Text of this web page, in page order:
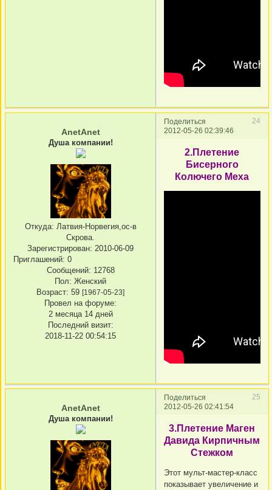
Поделиться
24
2012-05-26 02:39:46
AnetAnet
Душа компании!
Откуда: Латвия-Норвегия,ос-в
Скрова.
Зарегистрирован: 2010-06-09
Приглашений: 0
Сообщений: 12768
Пол: Женский
Возраст: 59 [1967-05-23]
Провел на форуме:
2 месяца 14 дней
Последний визит:
2018-11-22 00:54:15
2.Плетение
Бисерного
Колючего Меха
Поделиться
25
2012-05-26 02:41:54
AnetAnet
Душа компании!
3.Плетение Маген
Давида Кирпичным
Стежком
Этот мульт-мастер-класс
показывает увеличение и